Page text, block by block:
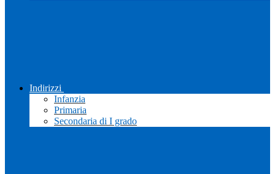
Indirizzi
Infanzia
Primaria
Secondaria di I grado